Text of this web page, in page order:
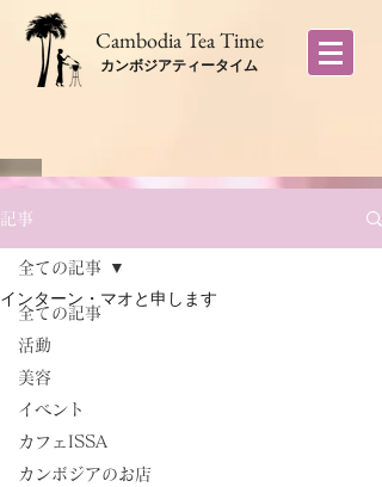
​Cambodia Tea Time
カンボジアティータイム
記事
全ての記事
活動
美容
イベント
カフェISSA
カンボジアのお店
全ての記事
インターン・マオと申します